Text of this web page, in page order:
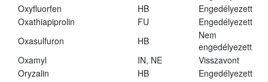
Oxyfluorfen
HB
Engedélyezett
Oxathiapiprolin
FU
Engedélyezett
Oxasulfuron
HB
Nem
engedélyezett
Oxamyl
IN, NE
Visszavont
Oryzalin
HB
Engedélyezett